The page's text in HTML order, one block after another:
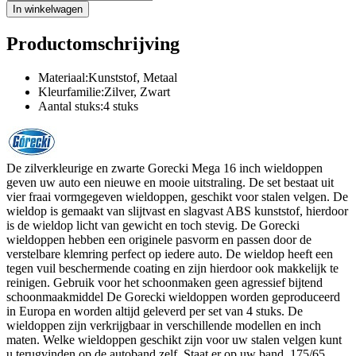
In winkelwagen
Productomschrijving
Materiaal:Kunststof, Metaal
Kleurfamilie:Zilver, Zwart
Aantal stuks:4 stuks
De zilverkleurige en zwarte Gorecki Mega 16 inch wieldoppen
geven uw auto een nieuwe en mooie uitstraling. De set bestaat uit
vier fraai vormgegeven wieldoppen, geschikt voor stalen velgen. De
wieldop is gemaakt van slijtvast en slagvast ABS kunststof, hierdoor
is de wieldop licht van gewicht en toch stevig. De Gorecki
wieldoppen hebben een originele pasvorm en passen door de
verstelbare klemring perfect op iedere auto. De wieldop heeft een
tegen vuil beschermende coating en zijn hierdoor ook makkelijk te
reinigen. Gebruik voor het schoonmaken geen agressief bijtend
schoonmaakmiddel De Gorecki wieldoppen worden geproduceerd
in Europa en worden altijd geleverd per set van 4 stuks. De
wieldoppen zijn verkrijgbaar in verschillende modellen en inch
maten. Welke wieldoppen geschikt zijn voor uw stalen velgen kunt